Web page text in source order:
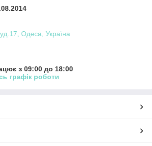
Одеса, Україна
з 09:00 до 18:00
графік роботи